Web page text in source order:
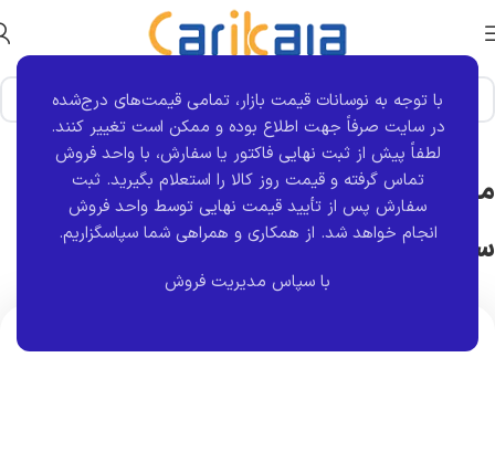
با توجه به نوسانات قیمت بازار، تمامی قیمت‌های درج‌شده
در سایت صرفاً جهت اطلاع بوده و ممکن است تغییر کنند.
لطفاً پیش از ثبت نهایی فاکتور یا سفارش، با واحد فروش
تماس گرفته و قیمت روز کالا را استعلام بگیرید. ثبت
سفارش پس از تأیید قیمت نهایی توسط واحد فروش
انجام خواهد شد. از همکاری و همراهی شما سپاسگزاریم.
با سپاس مدیریت فروش
خانه برند قطعه کروز
مجموعه قاب و کلید شیشه بالابر سمت
سرنشین آریسان کروز